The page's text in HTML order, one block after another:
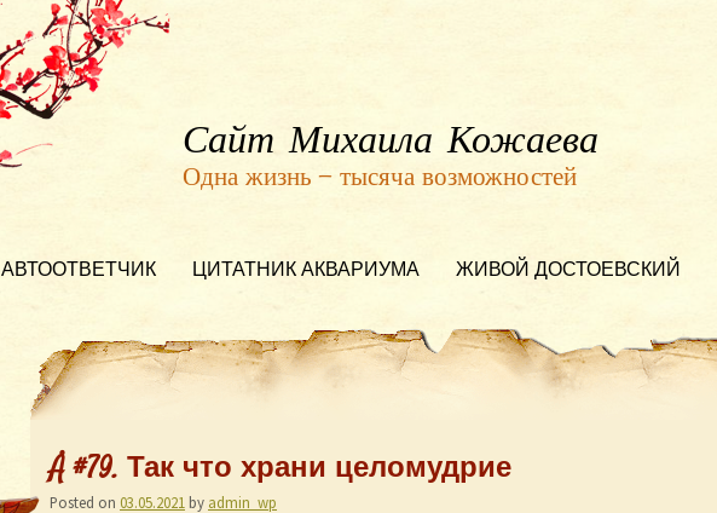
Сайт Михаила Кожаева
Одна жизнь — тысяча возможностей
АВТООТВЕТЧИК ЦИТАТНИК АКВАРИУМА ЖИВОЙ ДОСТОЕВСКИЙ
Å #79. Так что храни целомудрие
Posted on 03.05.2021 by admin_wp